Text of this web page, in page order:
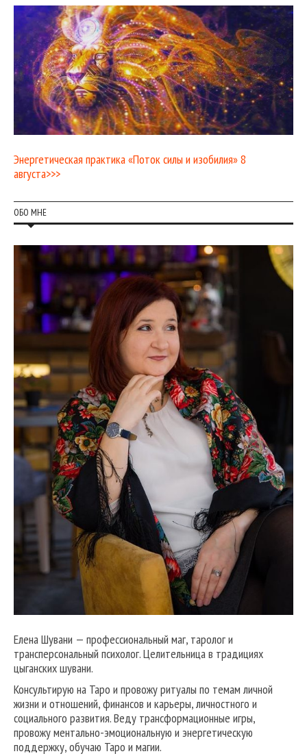
Энергетическая практика «Поток силы и изобилия» 8
августа>>>
ОБО МНЕ
Елена Шувани — профессиональный маг, таролог и
трансперсональный психолог. Целительница в традициях
цыганских шувани.
Консультирую на Таро и провожу ритуалы по темам личной
жизни и отношений, финансов и карьеры, личностного и
социального развития. Веду трансформационные игры,
провожу ментально-эмоциональную и энергетическую
поддержку, обучаю Таро и магии.